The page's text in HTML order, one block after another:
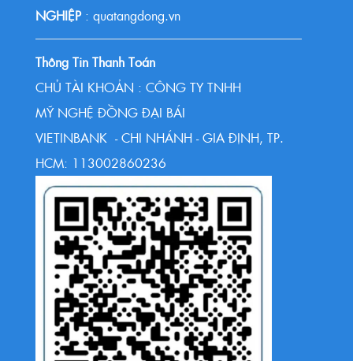
NGHIỆP : quatangdong.vn
Thông Tin Thanh Toán
CHỦ TÀI KHOẢN : CÔNG TY TNHH
MỸ NGHỆ ĐỒNG ĐẠI BÁI
VIETINBANK - CHI NHÁNH - GIA ĐỊNH, TP.
HCM: 113002860236